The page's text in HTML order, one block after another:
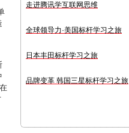
走进腾讯学互联网思维
全球领导力·美国标杆学习之旅
日本丰田标杆学习之旅
品牌变革 韩国三星标杆学习之旅